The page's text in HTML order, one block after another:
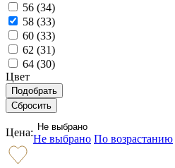
56 (34)
58 (33)
60 (33)
62 (31)
64 (30)
Цвет
Цена: Не выбрано
Не выбрано По возрастанию